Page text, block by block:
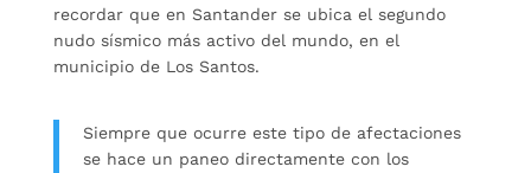
recordar que en Santander se ubica el segundo
nudo sísmico más activo del mundo, en el
municipio de Los Santos.
Siempre que ocurre este tipo de afectaciones
se hace un paneo directamente con los